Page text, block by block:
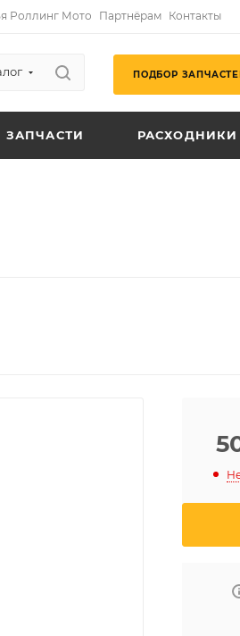
Роллинг Мото Партнёрам Контакты
ПОДБОР
ЗАПЧАСТИ РАСХОДНИКИ